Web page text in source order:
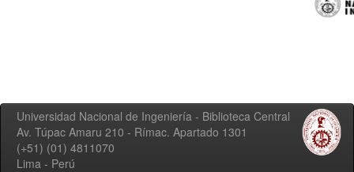
Universidad Nacional de Ingeniería - Biblioteca Central
Av. Túpac Amaru 210 - Rímac. Apartado 1301
(+51) (01) 4811070
Lima - Perú